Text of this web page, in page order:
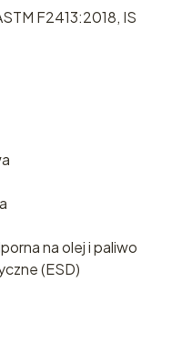
F2413:2018, IS
na olej i paliwo
(ESD)